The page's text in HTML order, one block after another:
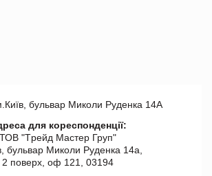
бульвар Миколи Руденка 14А
для кореспонденції:
ТОВ "Tрейд Мастер Груп"
бульвар Миколи Руденка 14а,
2 поверх, оф 121, 03194